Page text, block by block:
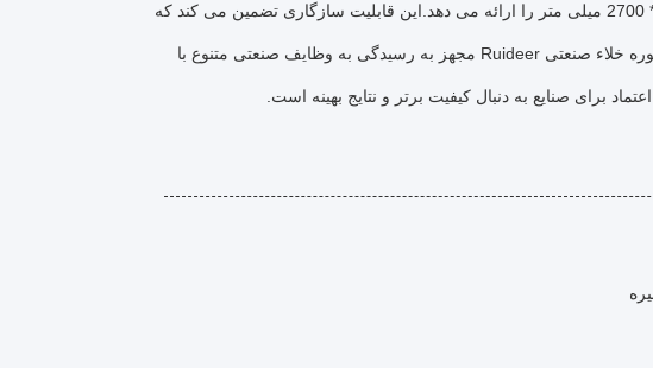
* 500 * 1200 میلی متر ، 500 * 500 * 1800 میلی متر و 500 * 500 * 2700 میلی متر را ارائه می دهد.این قابلیت سازگاری تضمین می کند که
این که آیا برای پردازش فلز، درمان گرما، سینتر کردن، یا بریزینگ، کوره خلاء صنعتی Ruideer مجهز به رسیدگی به وظایف صنعتی متنوع با
برای صنایع به دنبال کیفیت برتر و نتایج بهینه است.